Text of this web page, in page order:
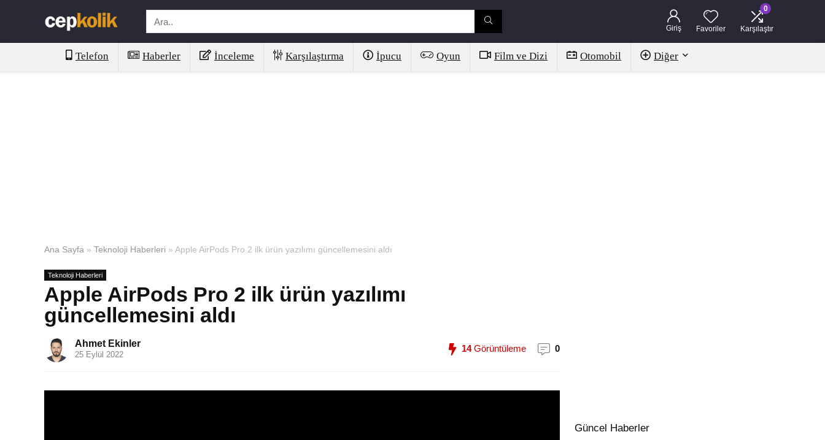
Giriş Favoriler
0
Karşılaştır
Telefon Haberler İnceleme Karşılaştırma İpucu Oyun Film ve Dizi Otomobil Diğer
Ana Sayfa » Teknoloji Haberleri » Apple AirPods Pro 2 ilk ürün yazılımı güncellemesini aldı
Teknoloji Haberleri
Apple AirPods Pro 2 ilk ürün yazılımı
güncellemesini aldı
Ahmet Ekinler
25 Eylül 2022
14Görüntüleme 0
Güncel Haberler